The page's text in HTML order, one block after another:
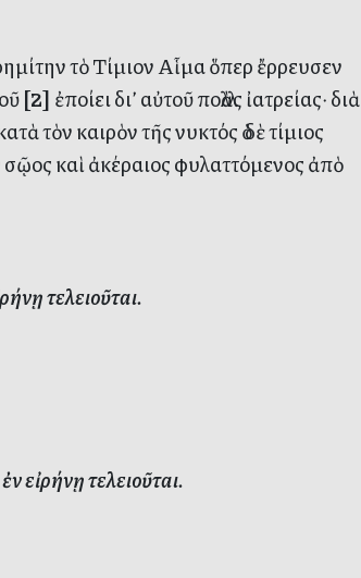
τὸ Τίμιον Αἷμα ὅπερ ἔρρευσεν
[2] ἐποίει δι’ αὐτοῦ πολλὰς ἰατρείας· διὰ
τὸν καιρὸν τῆς νυκτός ὁ δὲ τίμιος
καὶ ἀκέραιος φυλαττόμενος ἀπὸ
τελειοῦται.
εἰρήνῃ τελειοῦται.